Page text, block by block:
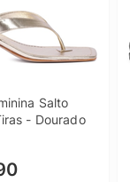
Salto
- Dourado